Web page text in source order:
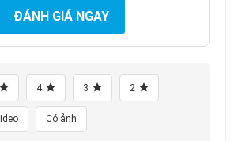
ĐÁNH GIÁ NGAY
4 3 2
Có ảnh